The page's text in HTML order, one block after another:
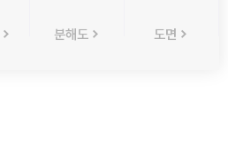
분해도 도면